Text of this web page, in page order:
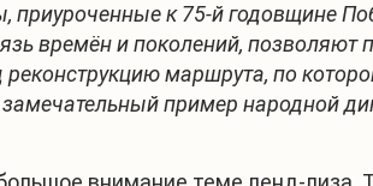
приуроченные к 75-й годовщине
времён и поколений,
маршрута, по
замечательный пример народной